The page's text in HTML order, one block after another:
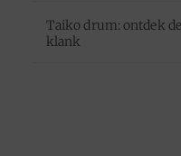
Taiko drum: ontdek
klank